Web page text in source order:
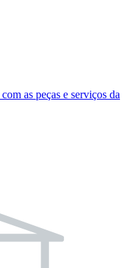
as peças e serviços da